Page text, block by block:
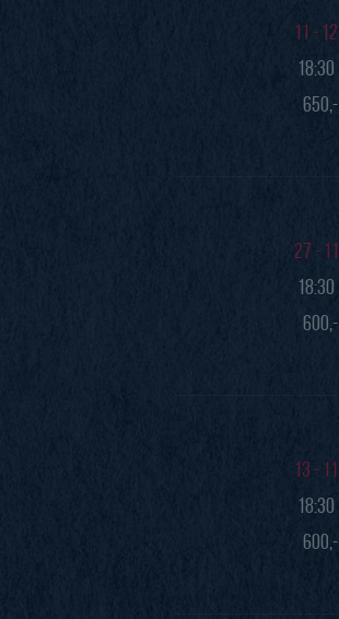
11 - 12
18:30
650,-
27 - 11
18:30
600,-
13 - 11
18:30
600,-